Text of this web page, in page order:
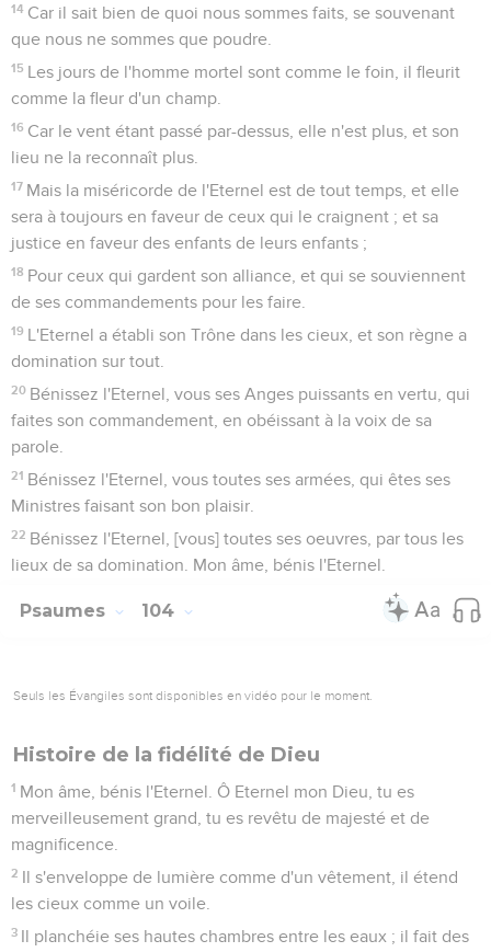
14 Car il sait bien de quoi nous sommes faits, se souvenant
que nous ne sommes que poudre.
15 Les jours de l'homme mortel sont comme le foin, il fleurit
comme la fleur d'un champ.
16 Car le vent étant passé par-dessus, elle n'est plus, et son
lieu ne la reconnaît plus.
17 Mais la miséricorde de l'Eternel est de tout temps, et elle
sera à toujours en faveur de ceux qui le craignent ; et sa
justice en faveur des enfants de leurs enfants ;
18 Pour ceux qui gardent son alliance, et qui se souviennent
de ses commandements pour les faire.
19 L'Eternel a établi son Trône dans les cieux, et son règne a
domination sur tout.
20 Bénissez l'Eternel, vous ses Anges puissants en vertu, qui
faites son commandement, en obéissant à la voix de sa
parole.
21 Bénissez l'Eternel, vous toutes ses armées, qui êtes ses
Ministres faisant son bon plaisir.
22 Bénissez l'Eternel, [vous] toutes ses oeuvres, par tous les
lieux de sa domination. Mon âme, bénis l'Eternel.
Psaumes 104
Seuls les Évangiles sont disponibles en vidéo pour le moment.
Histoire de la fidélité de Dieu
1 Mon âme, bénis l'Eternel. Ô Eternel mon Dieu, tu es
merveilleusement grand, tu es revêtu de majesté et de
magnificence.
2 Il s'enveloppe de lumière comme d'un vêtement, il étend
les cieux comme un voile.
3 Il planchéie ses hautes chambres entre les eaux ; il fait des